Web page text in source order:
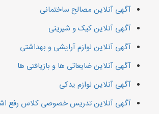
آگهی آنلاین مصالح ساختمانی
آگهی آنلاین کیک و شیرینی
آگهی آنلاین لوازم آرایشی و بهداشتی
آگهی آنلاین ضایعاتی ها و بازیافتی ها
آگهی آنلاین لوازم یدکی
آگهی آنلاین تدریس خصوصی کلاس رفع